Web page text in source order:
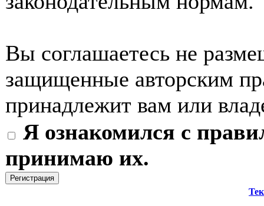
Вы соглашаетесь не
защищенные авторским
принадлежит вам или
Я ознакомился с
принимаю их.